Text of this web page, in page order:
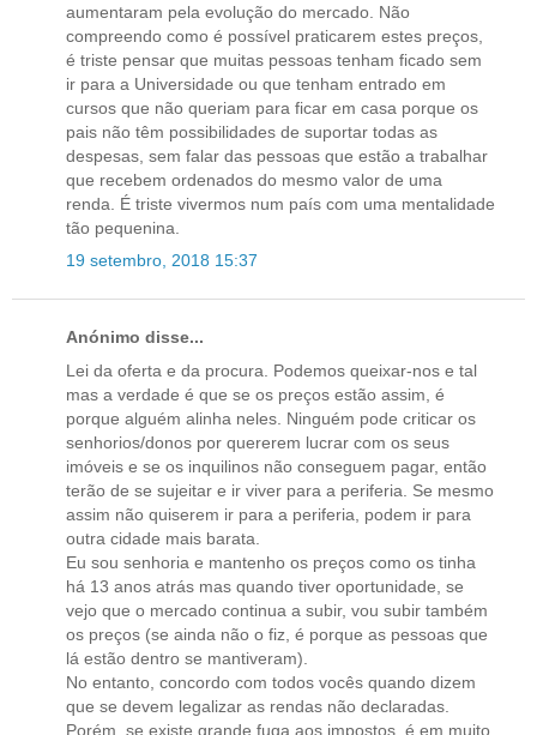
aumentaram pela evolução do mercado. Não
compreendo como é possível praticarem estes preços,
é triste pensar que muitas pessoas tenham ficado sem
ir para a Universidade ou que tenham entrado em
cursos que não queriam para ficar em casa porque os
pais não têm possibilidades de suportar todas as
despesas, sem falar das pessoas que estão a trabalhar
que recebem ordenados do mesmo valor de uma
renda. É triste vivermos num país com uma mentalidade
tão pequenina.
19 setembro, 2018 15:37
Anónimo disse...
Lei da oferta e da procura. Podemos queixar-nos e tal
mas a verdade é que se os preços estão assim, é
porque alguém alinha neles. Ninguém pode criticar os
senhorios/donos por quererem lucrar com os seus
imóveis e se os inquilinos não conseguem pagar, então
terão de se sujeitar e ir viver para a periferia. Se mesmo
assim não quiserem ir para a periferia, podem ir para
outra cidade mais barata.
Eu sou senhoria e mantenho os preços como os tinha
há 13 anos atrás mas quando tiver oportunidade, se
vejo que o mercado continua a subir, vou subir também
os preços (se ainda não o fiz, é porque as pessoas que
lá estão dentro se mantiveram).
No entanto, concordo com todos vocês quando dizem
que se devem legalizar as rendas não declaradas.
Porém, se existe grande fuga aos impostos, é em muito